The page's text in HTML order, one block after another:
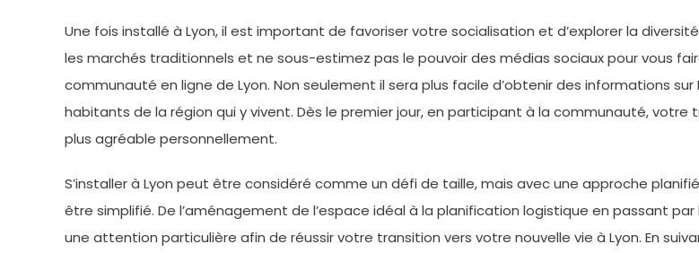
Une fois installé à Lyon, il est important de favoriser votre socialisation et d’explorer la
les marchés traditionnels et ne sous-estimez pas le pouvoir des médias sociaux pour vous
communauté en ligne de Lyon. Non seulement il sera plus facile d’obtenir des informations
habitants de la région qui y vivent. Dès le premier jour, en participant à la communauté, votre
plus agréable personnellement.
S’installer à Lyon peut être considéré comme un défi de taille, mais avec une approche
être simplifié. De l’aménagement de l’espace idéal à la planification logistique en passant
une attention particulière afin de réussir votre transition vers votre nouvelle vie à Lyon. En